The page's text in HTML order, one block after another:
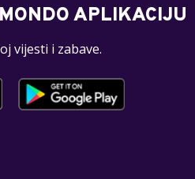
APLIKACIJU
vijesti i zabave.